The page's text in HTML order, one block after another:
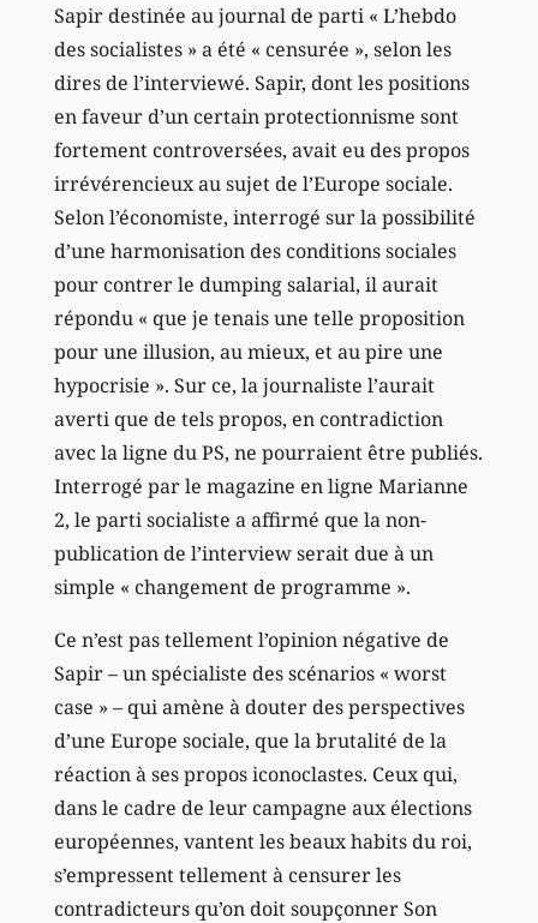
Sapir destinée au journal de parti « L’hebdo
des socialistes » a été « censurée », selon les
dires de l’interviewé. Sapir, dont les positions
en faveur d’un certain protectionnisme sont
fortement controversées, avait eu des propos
irrévérencieux au sujet de l’Europe sociale.
Selon l’économiste, interrogé sur la possibilité
d’une harmonisation des conditions sociales
pour contrer le dumping salarial, il aurait
répondu « que je tenais une telle proposition
pour une illusion, au mieux, et au pire une
hypocrisie ». Sur ce, la journaliste l’aurait
averti que de tels propos, en contradiction
avec la ligne du PS, ne pourraient être publiés.
Interrogé par le magazine en ligne Marianne
2, le parti socialiste a affirmé que la non-
publication de l’interview serait due à un
simple « changement de programme ».
Ce n’est pas tellement l’opinion négative de
Sapir – un spécialiste des scénarios « worst
case » – qui amène à douter des perspectives
d’une Europe sociale, que la brutalité de la
réaction à ses propos iconoclastes. Ceux qui,
dans le cadre de leur campagne aux élections
européennes, vantent les beaux habits du roi,
s’empressent tellement à censurer les
contradicteurs qu’on doit soupçonner Son